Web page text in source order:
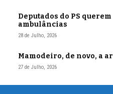
Deputados do PS
ambulâncias
28 de Julho, 2026
Mamodeiro, de novo, a
27 de Julho, 2026